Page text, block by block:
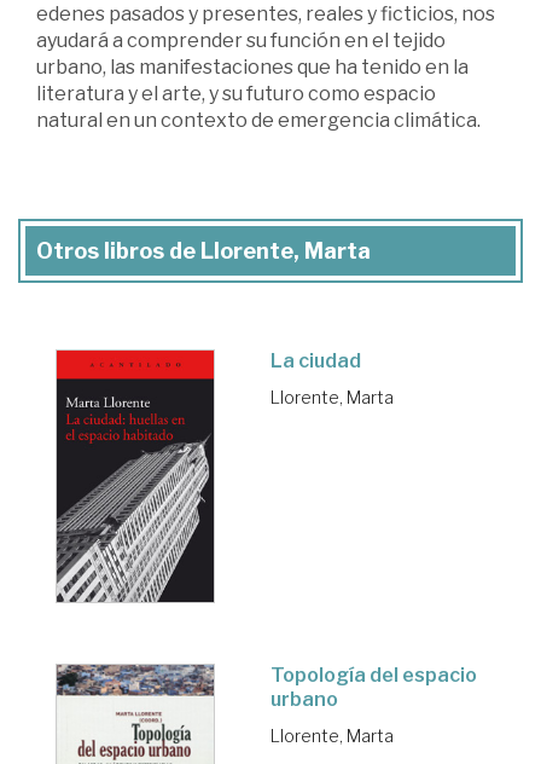
edenes pasados y presentes, reales y ficticios, nos
ayudará a comprender su función en el tejido
urbano, las manifestaciones que ha tenido en la
literatura y el arte, y su futuro como espacio
natural en un contexto de emergencia climática.
Otros libros de Llorente, Marta
La ciudad
Llorente, Marta
Topología del espacio
urbano
Llorente, Marta